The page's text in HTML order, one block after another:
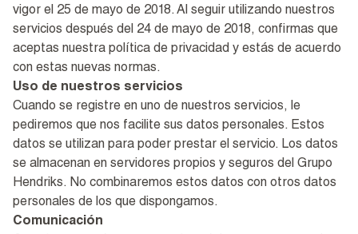
vigor el 25 de mayo de 2018. Al seguir utilizando nuestros
servicios después del 24 de mayo de 2018, confirmas que
aceptas nuestra política de privacidad y estás de acuerdo
con estas nuevas normas.
Uso de nuestros servicios
Cuando se registre en uno de nuestros servicios, le
pediremos que nos facilite sus datos personales. Estos
datos se utilizan para poder prestar el servicio. Los datos
se almacenan en servidores propios y seguros del Grupo
Hendriks. No combinaremos estos datos con otros datos
personales de los que dispongamos.
Comunicación